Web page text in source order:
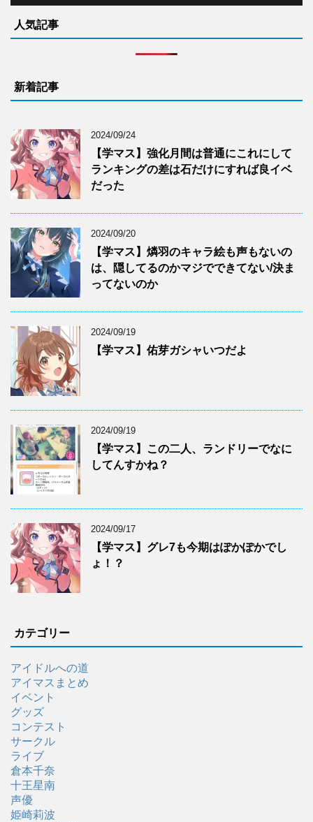
人気記事
新着記事
2024/09/24
【学マス】強化月間は普通にこれにして
ランキングの差は石だけにすれば良イベ
だった
2024/09/20
【学マス】燐羽のキャラ絵も声もないの
は、隠してるのかマジでできてない/決ま
ってないのか
2024/09/19
【学マス】佑芽ガシャいつだよ
2024/09/19
【学マス】この二人、ランドリーでなに
してんすかね？
2024/09/17
【学マス】グレ7も今期はぽかぽかでし
ょ！？
カテゴリー
アイドルへの道
アイマスまとめ
イベント
グッズ
コンテスト
サークル
ライブ
倉本千奈
十王星南
声優
姫崎莉波